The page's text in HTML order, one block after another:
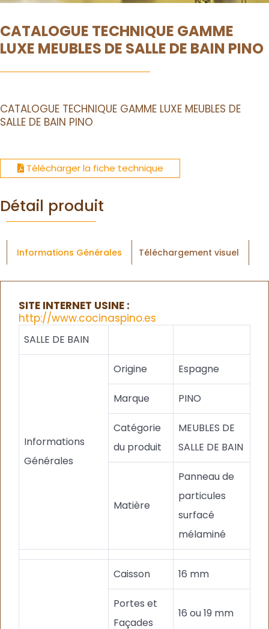
CATALOGUE TECHNIQUE GAMME
LUXE MEUBLES DE SALLE DE BAIN PINO
CATALOGUE TECHNIQUE GAMME LUXE MEUBLES DE
SALLE DE BAIN PINO
Télécharger la fiche technique
Détail produit
Informations Générales Téléchargement visuel
SITE INTERNET USINE :
http://www.cocinaspino.es
SALLE DE BAIN
Informations
Générales
Origine Espagne
Marque PINO
Catégorie
du produit
MEUBLES DE
SALLE DE BAIN
Matière
Panneau de
particules
surfacé
mélaminé
Caisson 16 mm
Portes et
Façades
16 ou 19 mm